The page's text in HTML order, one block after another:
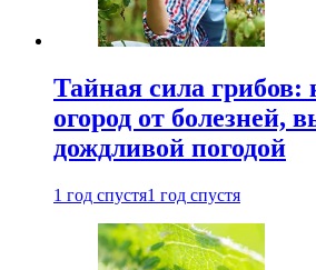
Тайная сила грибов:
огород от болезней,
дождливой погодой
1 год спустя1 год спустя